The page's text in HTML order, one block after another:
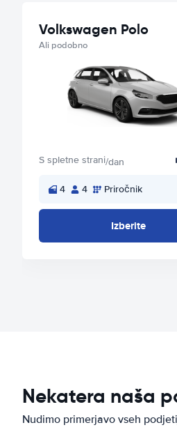
Volkswagen Polo
Ali podobno
S spletne strani/dan
4 4 Priročnik
Izberite
Nekatera naša
Nudimo primerjavo vseh